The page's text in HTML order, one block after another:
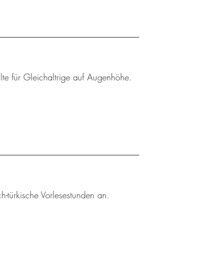
für Gleichaltrige auf Augenhöhe.
Vorlesestunden an.